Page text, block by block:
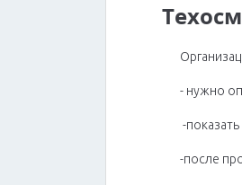
- нужно
-
-после